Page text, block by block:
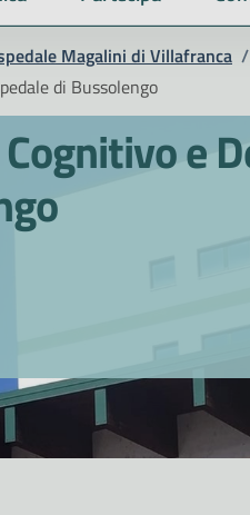
Magalini di Villafranca /
di Bussolengo
e